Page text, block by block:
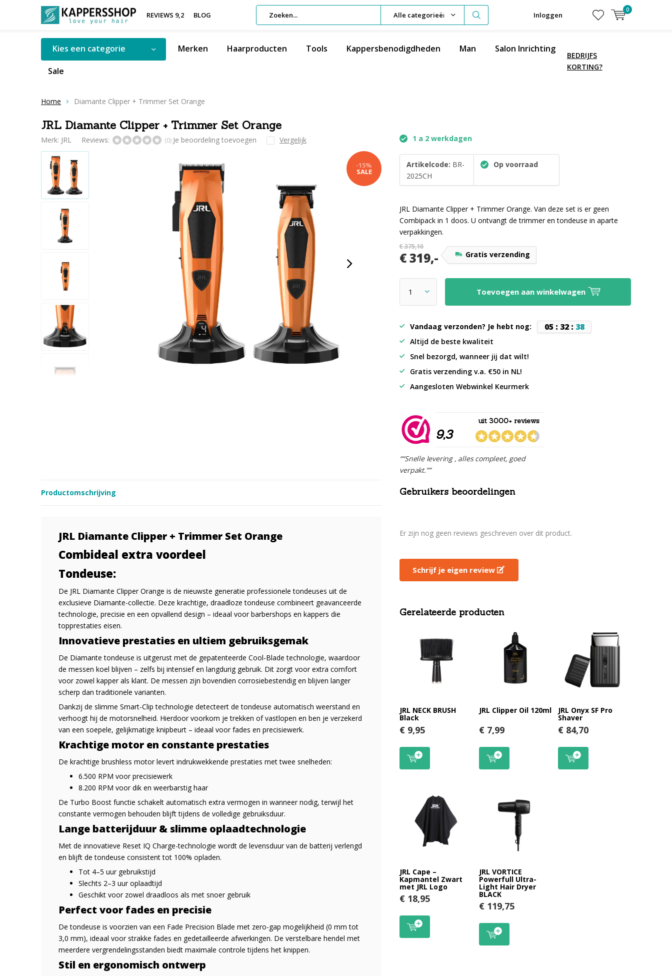
REVIEWS 9,2 BLOG Alle categorieën Inloggen
0
Kies een categorie Merken Haarproducten Tools Kappersbenodigdheden Man Salon Inrichting
Sale
BEDRIJFS
KORTING?
Home Diamante Clipper + Trimmer Set Orange
JRL Diamante Clipper + Trimmer Set Orange
Merk: JRL Reviews: (0) Je beoordeling toevoegen Vergelijk
-15%
SALE
1 a 2 werkdagen
Artikelcode: BR-
2025CH
Op voorraad
JRL Diamante Clipper + Trimmer Orange. Van deze set is er geen
Combipack in 1 doos. U ontvangt de trimmer en tondeuse in aparte
verpakkingen.
€ 375,10
€ 319,- Gratis verzending
Toevoegen aan winkelwagen
Vandaag verzonden? Je hebt nog: 05 : 32: 37
Altijd de beste kwaliteit
Snel bezorgd, wanneer jij dat wilt!
Gratis verzending v.a. €50 in NL!
Aangesloten Webwinkel Keurmerk
9,3
uit 3000+ reviews
““Snelle levering , alles compleet, goed
verpakt.””
Productomschrijving
JRL Diamante Clipper + Trimmer Set Orange
Combideal extra voordeel
Tondeuse:
De JRL Diamante Clipper Orange is de nieuwste generatie professionele tondeuses uit de
exclusieve Diamante-collectie. Deze krachtige, draadloze tondeuse combineert geavanceerde
technologie, precisie en een opvallend design – ideaal voor barbershops en kappers die
topprestaties eisen.
Innovatieve prestaties en ultiem gebruiksgemak
De Diamante tondeuse is uitgerust met de gepatenteerde Cool-Blade technologie, waardoor
de messen koel blijven – zelfs bij intensief en langdurig gebruik. Dit zorgt voor extra comfort
voor zowel kapper als klant. De messen zijn bovendien corrosiebestendig en blijven langer
scherp dan traditionele varianten.
Dankzij de slimme Smart-Clip technologie detecteert de tondeuse automatisch weerstand en
verhoogt hij de motorsnelheid. Hierdoor voorkom je trekken of vastlopen en ben je verzekerd
van een soepele, gelijkmatige knipbeurt – ideaal voor fades en precisiewerk.
Krachtige motor en constante prestaties
De krachtige brushless motor levert indrukwekkende prestaties met twee snelheden:
6.500 RPM voor precisiewerk
8.200 RPM voor dik en weerbarstig haar
De Turbo Boost functie schakelt automatisch extra vermogen in wanneer nodig, terwijl het
constante vermogen behouden blijft tijdens de volledige gebruiksduur.
Lange batterijduur & slimme oplaadtechnologie
Met de innovatieve Reset IQ Charge-technologie wordt de levensduur van de batterij verlengd
en blijft de tondeuse consistent tot 100% opladen.
Tot 4–5 uur gebruikstijd
Slechts 2–3 uur oplaadtijd
Geschikt voor zowel draadloos als met snoer gebruik
Perfect voor fades en precisie
De tondeuse is voorzien van een Fade Precision Blade met zero-gap mogelijkheid (0 mm tot
3,0 mm), ideaal voor strakke fades en gedetailleerde afwerkingen. De verstelbare hendel met
meerdere vergrendelingsstanden biedt maximale controle tijdens het knippen.
Stil en ergonomisch ontwerp
Gebruikers beoordelingen
Er zijn nog geen reviews geschreven over dit product.
Schrijf je eigen review
Gerelateerde producten
JRL NECK BRUSH
Black
€ 9,95
JRL Clipper Oil 120ml
€ 7,99
JRL Onyx SF Pro
Shaver
€ 84,70
JRL Cape –
Kapmantel Zwart
met JRL Logo
€ 18,95
JRL VORTICE
Powerfull Ultra-
Light Hair Dryer
BLACK
€ 119,75